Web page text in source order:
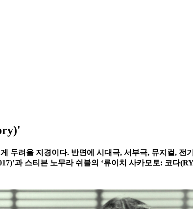
두려울 지경이다. 반면에 시대극, 서부극, 뮤지컬, 전
과 스티븐 노무라 쉬블의 ‘류이치 사카모토: 코다